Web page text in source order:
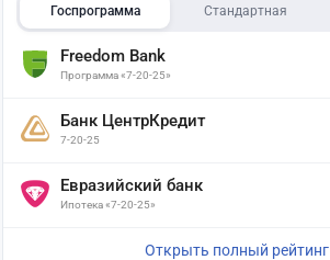
Госпрограмма Стандартная
Freedom Bank
Программа «7-20-25»
Банк ЦентрКредит
7-20-25
Евразийский банк
Ипотека «7-20-25»
Открыть полный